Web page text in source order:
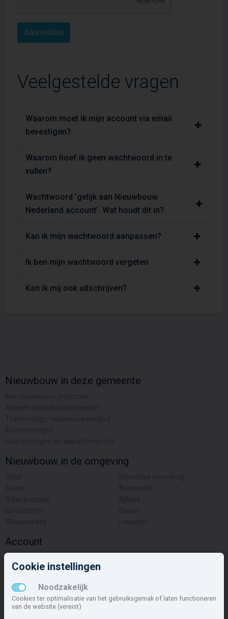
Veelgestelde vragen
Waarom moet ik mijn account via email
bevestigen?
Waarom hoef ik geen wachtwoord in te
vullen?
Wachtwoord ‘gelijk aan Nieuwbouw
Nederland account’. Wat houdt dit in?
Kan ik mijn wachtwoord aanpassen?
Ik ben mijn wachtwoord vergeten
Kan ik mij ook uitschrijven?
Nieuwbouw in deze gemeente
Nieuwbouw in de omgeving
Account
Inschrijven
Overige
Cookie instellingen
Noodzakelijk
Cookies ter optimalisatie van het gebruiksgemak of laten functioneren
van de website (vereist)